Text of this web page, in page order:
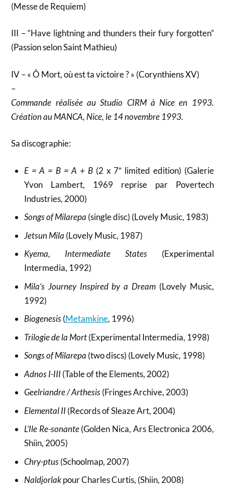
(Messe de Requiem)
III – “Have lightning and thunders their fury forgotten”
(Passion selon Saint Mathieu)
IV – « Ô Mort, où est ta victoire ? » (Corynthiens XV)
–
Commande réalisée au Studio CIRM à Nice en 1993.
Création au MANCA, Nice, le 14 novembre 1993.
Sa discographie:
E = A = B = A + B (2 x 7″ limited edition) (Galerie
Yvon Lambert, 1969 reprise par Povertech
Industries, 2000)
Songs of Milarepa (single disc) (Lovely Music, 1983)
Jetsun Mila (Lovely Music, 1987)
Kyema, Intermediate States(Experimental
Intermedia, 1992)
Mila’s Journey Inspired by a Dream(Lovely Music,
1992)
Biogenesis(Metamkine, 1996)
Trilogie de la Mort(Experimental Intermedia, 1998)
Songs of Milarepa (two discs) (Lovely Music, 1998)
Adnos I-III(Table of the Elements, 2002)
Geelriandre / Arthesis(Fringes Archive, 2003)
Elemental II(Records of Sleaze Art, 2004)
L’Ile Re-sonante(Golden Nica, Ars Electronica 2006,
Shiin, 2005)
Chry-ptus(Schoolmap, 2007)
Naldjorlakpour Charles Curtis, (Shiin, 2008)